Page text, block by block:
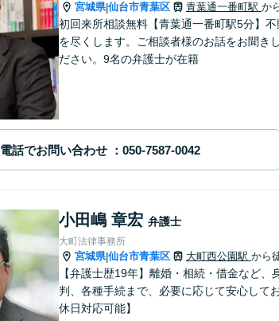
宮城県|仙台市青葉区 青葉通一番町駅 か
初回来所相談無料【青葉通一番町駅5分】
を尽くします。ご相談者様のお話をお聞き
ださい。9名の弁護士が在籍
電話でお問い合わせ
小田嶋 章宏 弁護士
大町法律事務所
宮城県|仙台市青葉区 大町西公園駅 から
【弁護士歴19年】離婚・相続・借金など
判、各種手続まで、必要に応じて安心して
休日対応可能】